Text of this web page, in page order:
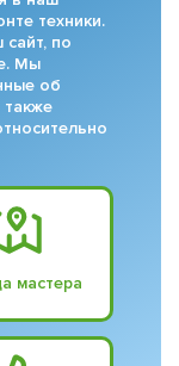
техники.
по
Мы
об
также
мастера